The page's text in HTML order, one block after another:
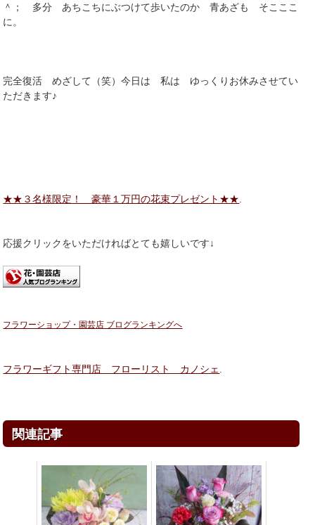
＾； 多分 あちこちにぶつけて歩いたのか 青あざも そこここ
に。
完全復活 めざして（笑）今日は 私は ゆっくりお休みさせてい
ただきます♪
★★３名様限定！ 豪華１万円の花束プレゼント★★
応援クリックをいただければとても嬉しいです↓
フラワーショップ・園芸店 ブログランキングへ
フラワーギフト専門店 フローリスト カノシェ
関連記事